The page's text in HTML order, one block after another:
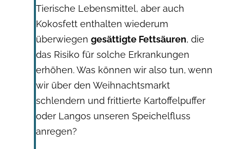
Tierische Lebensmittel, aber auch
Kokosfett enthalten wiederum
überwiegen gesättigte Fettsäuren, die
das Risiko für solche Erkrankungen
erhöhen. Was können wir also tun, wenn
wir über den Weihnachtsmarkt
schlendern und frittierte Kartoffelpuffer
oder Langos unseren Speichelfluss
anregen?